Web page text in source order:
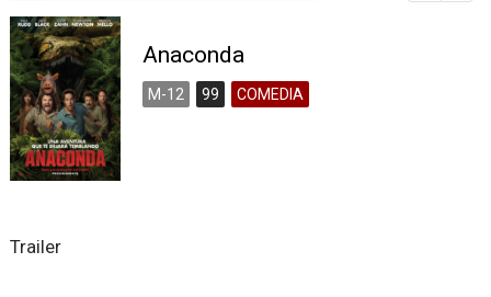
Anaconda
M-12 99 COMEDIA
Trailer